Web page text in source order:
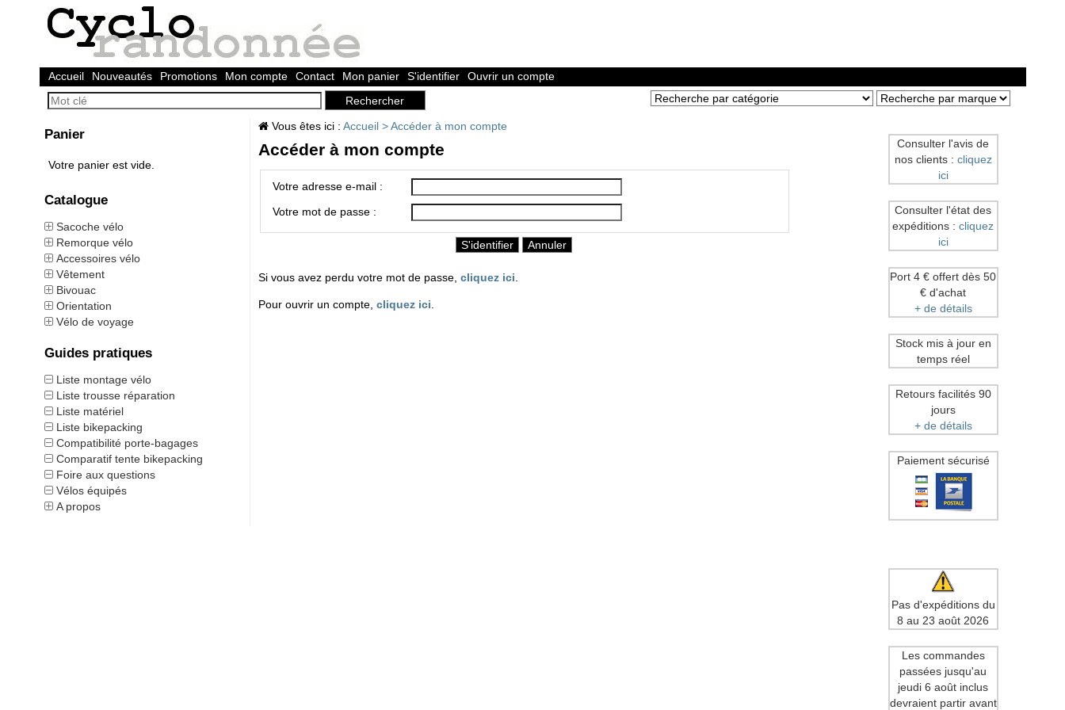
Accueil Nouveautés Promotions Mon compte Contact Mon panier S'identifier Ouvrir un compte
Panier
Votre panier est vide.
Catalogue
Sacoche vélo
Remorque vélo
Accessoires vélo
Vêtement
Bivouac
Orientation
Vélo de voyage
Guides pratiques
Liste montage vélo
Liste trousse réparation
Liste matériel
Liste bikepacking
Compatibilité porte-bagages
Comparatif tente bikepacking
Foire aux questions
Vélos équipés
A propos
Vous êtes ici : Accueil >Accéder à mon compte
Accéder à mon compte
Votre adresse e-mail :
Votre mot de passe :
Si vous avez perdu votre mot de passe, cliquez ici
Pour ouvrir un compte, cliquez ici
Consulter l'avis de
nos clients : cliquez
ici
Consulter l'état des
expéditions : cliquez
ici
Port 4 € offert dès 50
€ d'achat
+ de détails
Stock mis à jour en
temps réel
Retours facilités 90
jours
+ de détails
Paiement sécurisé
Pas d'expéditions du
8 au 23 août 2026
Les commandes
passées jusqu'au
jeudi 6 août inclus
devraient partir avant